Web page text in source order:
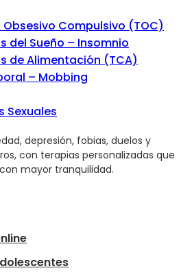
Compulsivo (TOC)
del Sueño – Insomnio
de Alimentación (TCA)
– Mobbing
Sexuales
depresión, fobias, duelos y
con terapias personalizadas que
mayor tranquilidad.